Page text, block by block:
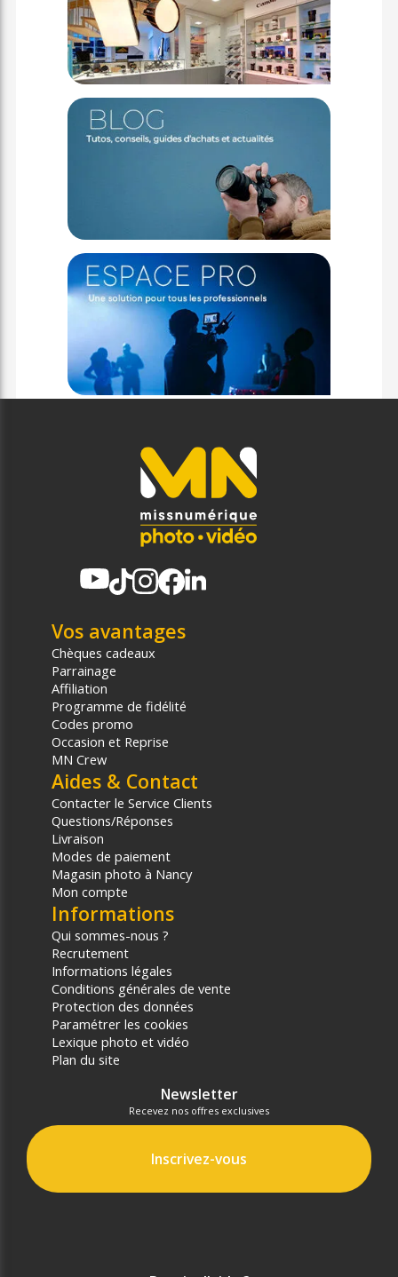
Vos avantages
Chèques cadeaux
Parrainage
Affiliation
Programme de fidélité
Codes promo
Occasion et Reprise
MN Crew
Aides & Contact
Contacter le Service Clients
Questions/Réponses
Livraison
Modes de paiement
Magasin photo à Nancy
Mon compte
Informations
Qui sommes-nous ?
Recrutement
Informations légales
Conditions générales de vente
Protection des données
Paramétrer les cookies
Lexique photo et vidéo
Plan du site
Newsletter
Recevez nos offres exclusives
Inscrivez-vous